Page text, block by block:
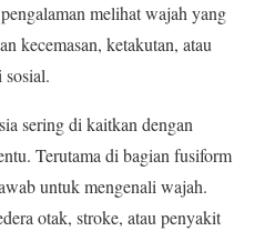
melihat wajah yang
kecemasan, ketakutan, atau
sering di kaitkan dengan
Terutama di bagian fusiform
untuk mengenali wajah.
otak, stroke, atau penyakit